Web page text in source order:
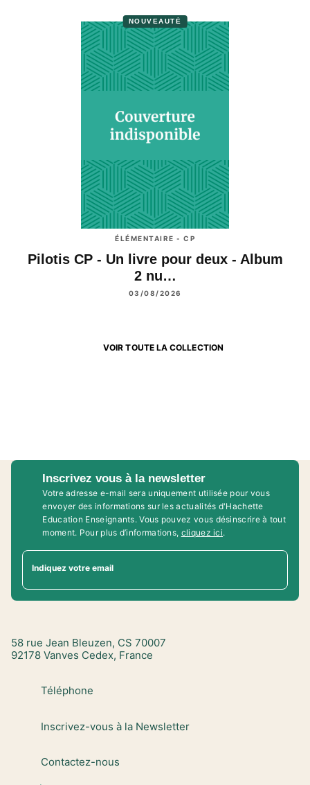
NOUVEAUTÉ
ÉLÉMENTAIRE - CP
Pilotis CP - Un livre pour deux - Album
2 nu…
03/08/2026
VOIR TOUTE LA COLLECTION
Inscrivez vous à la newsletter
Votre adresse e-mail sera uniquement utilisée pour vous
envoyer des informations sur les actualités d'Hachette
Education Enseignants. Vous pouvez vous désinscrire à tout
moment. Pour plus d’informations, cliquez ici.
Indiquez votre email
58 rue Jean Bleuzen, CS 70007
92178 Vanves Cedex, France
Téléphone
Inscrivez-vous à la Newsletter
Contactez-nous